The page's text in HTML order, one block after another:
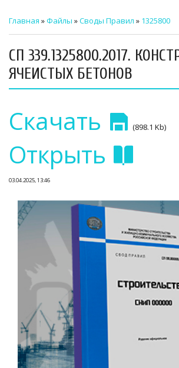
СТРОИТЕЛЬНЫЙ
СТРОИТЕЛЬНЫЙ АУДИТ
ЭКСПЛУАТАЦИЯ
НОРМАТИВНЫЕ
ПРЕССА
Главная »Файлы »Своды Правил » 1325800
СП 339.1325800.2017.
ЯЧЕИСТЫХ БЕТОНОВ
Скачать (898.1 Kb)
Открыть
03.04.2025, 13:46